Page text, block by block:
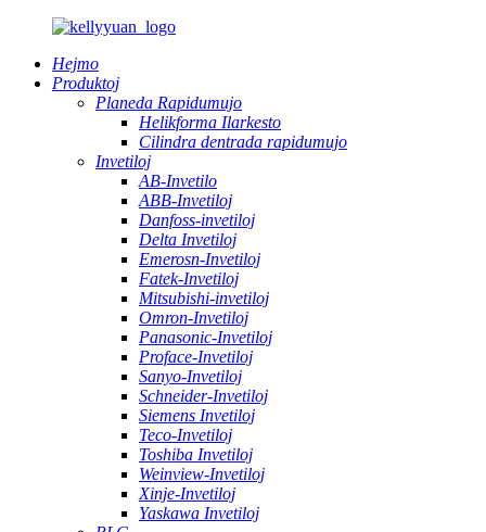
Hejmo
Produktoj
Planeda Rapidumujo
Helikforma Ilarkesto
Cilindra dentrada rapidumujo
Invetiloj
AB-Invetilo
ABB-Invetiloj
Danfoss-invetiloj
Delta Invetiloj
Emerosn-Invetiloj
Fatek-Invetiloj
Mitsubishi-invetiloj
Omron-Invetiloj
Panasonic-Invetiloj
Proface-Invetiloj
Sanyo-Invetiloj
Schneider-Invetiloj
Siemens Invetiloj
Teco-Invetiloj
Toshiba Invetiloj
Weinview-Invetiloj
Xinje-Invetiloj
Yaskawa Invetiloj